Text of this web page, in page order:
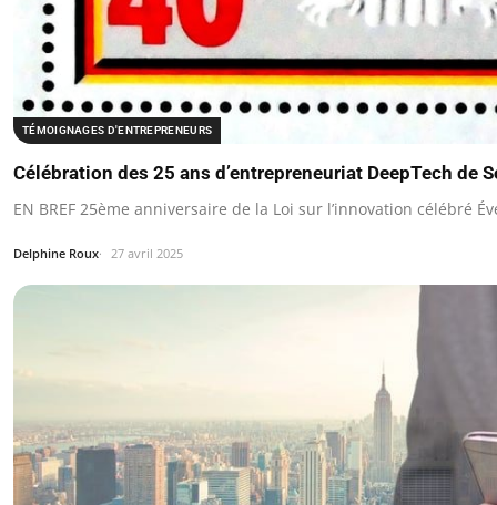
TÉMOIGNAGES D'ENTREPRENEURS
Célébration des 25 ans d’entrepreneuriat DeepTech de
EN BREF 25ème anniversaire de la Loi sur l’innovation célébré
Delphine Roux 27 avril 2025